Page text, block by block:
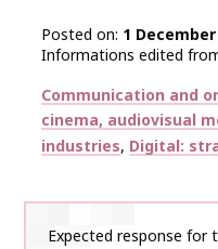
Posted on 1 December
Informations edited
Thématiques
Communication and
cinema, audiovisual
industries Digital:
Expected response for